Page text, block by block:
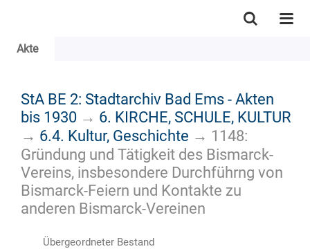
Akte
StA BE 2: Stadtarchiv Bad Ems - Akten
bis 1930 → 6. KIRCHE, SCHULE, KULTUR
→ 6.4. Kultur, Geschichte → 1148:
Gründung und Tätigkeit des Bismarck-
Vereins, insbesondere Durchführng von
Bismarck-Feiern und Kontakte zu
anderen Bismarck-Vereinen
Übergeordneter Bestand